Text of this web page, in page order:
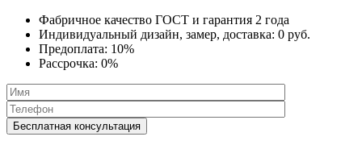
Фабричное качество ГОСТ и гарантия 2 года
Индивидуальный дизайн, замер, доставка: 0 руб.
Предоплата: 10%
Рассрочка: 0%